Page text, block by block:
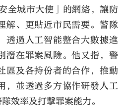
匯
全城市大使」的網絡，讓防
解、更貼近市民需要。警隊
透過人工智能整合大數據進
潛在罪案風險。他又指，警
區及各持份者的合作，推動
，並透過多方協作研發人工
效率及打擊罪案能力。